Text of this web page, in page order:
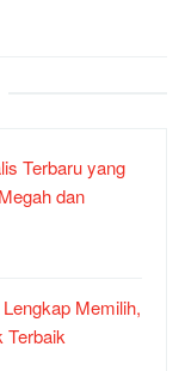
Terbaru yang
dan
Memilih,
Terbaik